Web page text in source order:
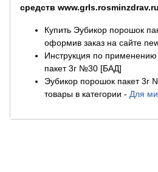
средств
Купить Эубикор порошок
оформив заказ на сайте
Инструкция по
пакет 3г №30 [БАД]
Эубикор порошок пакет 3г
товары в категории - Для